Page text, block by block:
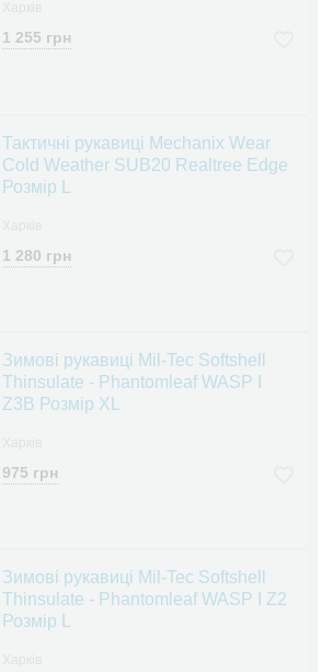
1 255 грн
Тактичні рукавиці Mechanix Wear
Cold Weather SUB20 Realtree Edge
Розмір L
1 280 грн
Зимові рукавиці Mil-Tec Softshell
Thinsulate - Phantomleaf WASP I
Z3В Розмір XL
975 грн
Зимові рукавиці Mil-Tec Softshell
Thinsulate - Phantomleaf WASP I Z2
Розмір L